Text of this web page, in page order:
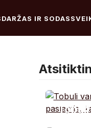
DARŽAS IR SODAS
Tobuli